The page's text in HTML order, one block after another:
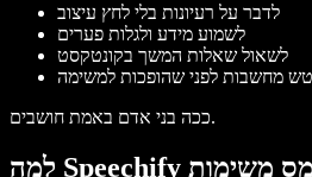
לדבר על רעיונות בלי לחץ עיצוב
לשמוע מידע ולגלות פערים
לשאול שאלות המשך בקונטקסט
מחשבות לפני שהופכות למשימה
ככה בני אדם באמת חושבים.